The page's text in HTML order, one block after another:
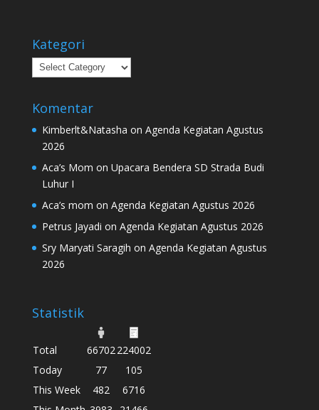
Kategori
Kategori
Komentar
Kimberlt&Natasha on Agenda Kegiatan Agustus
2026
Aca’s Mom on Upacara Bendera SD Strada Budi
Luhur I
Aca’s mom on Agenda Kegiatan Agustus 2026
Petrus Jayadi on Agenda Kegiatan Agustus 2026
Sry Maryati Saragih on Agenda Kegiatan Agustus
2026
Statistik
Total 66702224002
Today
77
105
This Week
482
6716